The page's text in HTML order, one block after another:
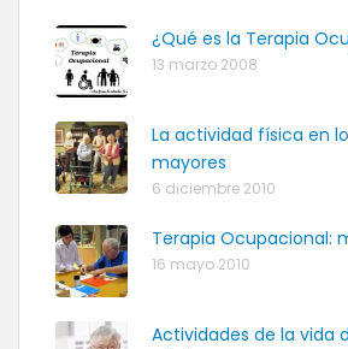
¿Qué es la Terapia
13 marzo 2008
La actividad física en
mayores
6 diciembre 2010
Terapia Ocupacional:
16 mayo 2010
Actividades de la vida